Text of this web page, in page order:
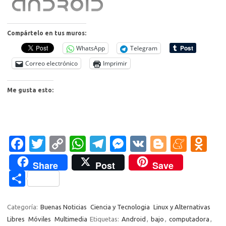
Compártelo en tus muros:
WhatsApp
Telegram
Correo electrónico
Imprimir
Me gusta esto:
Fa
c
e
b
o
T
w
it
te
r
C
o
p
Li
W
h
at
A
T
el
e
a
M
es
se
g
V
K
Bl
o
g
er
M
a
kl
Share Post Save
C
m
Categoría: Buenas Noticias Ciencia y Tecnologia Linux y Alternativas
Libres Móviles Multimedia Etiquetas: Android , bajo , computadora ,